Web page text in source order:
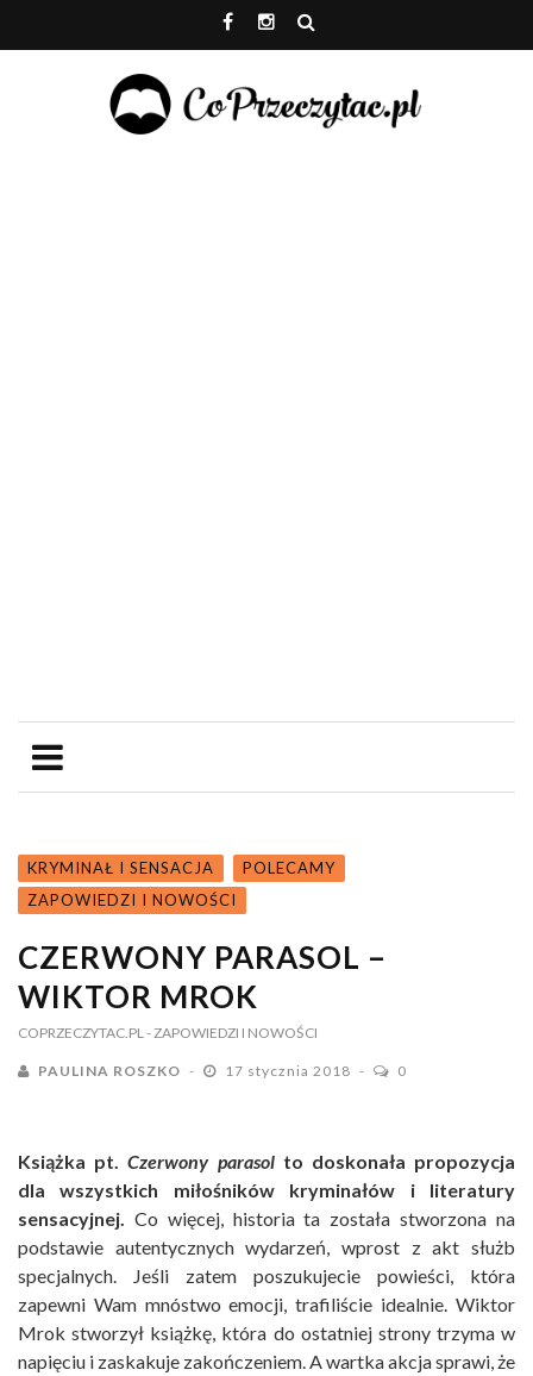
KRYMINAŁ I SENSACJA
POLECAMY
ZAPOWIEDZI I NOWOŚCI
CZERWONY PARASOL –
WIKTOR MROK
COPRZECZYTAC.PL - ZAPOWIEDZI I NOWOŚCI
PAULINA ROSZKO 17 stycznia 2018 0
Książka pt.Czerwony parasolto doskonała propozycja
dla wszystkich miłośników kryminałów i literatury
sensacyjnej. Co więcej, historia ta została stworzona na
podstawie autentycznych wydarzeń, wprost z akt służb
specjalnych. Jeśli zatem poszukujecie powieści, która
zapewni Wam mnóstwo emocji, trafiliście idealnie. Wiktor
Mrok stworzył książkę, która do ostatniej strony trzyma w
napięciu i zaskakuje zakończeniem. A wartka akcja sprawi, że